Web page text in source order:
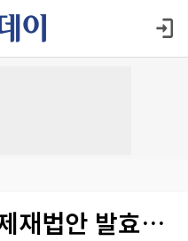
재법안 발효…